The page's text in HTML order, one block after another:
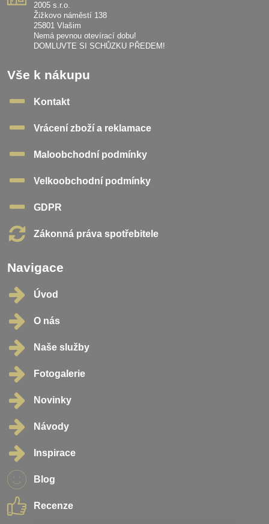
2005 s.r.o.
Žižkovo náměstí 138
25801 Vlašim
Nemá pevnou otevírací dobu!
DOMLUVTE SI SCHŮZKU PŘEDEM!
Vše k nákupu
Kontakt
Vrácení zboží a reklamace
Maloobchodní podmínky
Velkoobchodní podmínky
GDPR
Zákonná práva spotřebitele
Navigace
Úvod
O nás
Naše služby
Fotogalerie
Novinky
Návody
Inspirace
Blog
Recenze